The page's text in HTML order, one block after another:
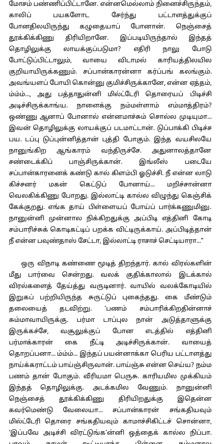
மோசம் பண்ணிப்பிட்டானே. என்னமெல்லாம் நினைச்சிருந்தம்,
காலிப் பயகளோட சேர்ந்து பட்டாளத்துக்குப்
போனதிலயிருந்து கழுதையாப் போனான். நெஞ்சைத்
தூக்கிக்கிணு திரியிறானே. இப்படியிருந்தால் இந்தத்
தொழிலுக்கு லாயக்குப்படுமா? எதிரி நாலு போடு
போட்டுப்பிட்டாலும், வாயை விடாமல் காரியத்திலயில
குறியாயிருக்கணும். சப்பான்காரன்னா கர்ப்பங் கலங்கும்.
அவங்யளப் போயி கொன்னு குமிச்சிருக்கானே, என்ன ஏத்தம்,
ம்ம்ம்..., அது பத்தாதுன்னி மில்ட்டேரி தொரையப் பிடிச்சி
அடிச்சிருக்காங்ய. நாளைக்கு நம்மள்ளாம் எம்மாத்திரம்?
ஒண்ணு ஆனாப் போனால் என்னமாச்சும் சொல்ல முடியுமா...
இவன் தொழிலுக்கு லாயக்குப் படமாட்டான். டுப்பாக்கி பிடிச்ச
பய. டப்பு டுப்புன்னித்தான் புத்தி போகும். இந்த வயசிலயே
நானுங்கிற ஆங்காரம் வந்திருச்சே. அதுனாலத்தானே
சண்டைக்கிப் பாஞ்சிருக்கான். இங்லீஸ் படையே
சப்பான்காரனைக் கண்டு கால் கிளம்பி ஓடுச்சி. நீ என்ன லாடு
கிச்சனர் மகன் கெட்டுப் போனாய்... மறிச்சான்னா
வெலகிக்கிணு போறது. இல்லாட்டி கால்ல விழுந்து கெஞ்சிக்
கேக்குறது. எங்க தாய் பிள்ளையப் போய்ப் பார்க்கணுமினு.
நானுன்னி முன்னால நிக்கிறதுக்கு அப்பிடி எத்தினி கோடி
சம்பாரிச்சுக் கொடிகட்டிப் பறக்க விட்டிருக்காய். அப்பிடித்தான்
நீ என்ன பவுண்தாஸ் சேட்டா, இல்லாட்டி ராசாச் செட்டியாரா...”
ஒரு விநாடி கண்ணை மூடித் திறந்தார். கால் விரல்களின்
மீது பார்வை சென்றது. வலக் குதிக்காலால் இடக்கால்
விரல்களைத் தேய்த்து வருடினார். வாயில் வலக்கோடியில்
இறுகப் பற்றியிருந்த சுருட்டுப் புகைந்தது. கை மீண்டும்
தலையைத் தடவிற்று. ‘பணம் சம்பாரிக்கிறதின்னாச்
சும்மாவாயிருக்கு. பர்மா டாப்புல நான் அடுத்தாளுக்கு
இருக்கச்சே, வசூலுக்குப் போன எடத்தில் எத்தினி
பர்மாக்காரன் கை நீட்டி அடிச்சிருக்கான். வாயைத்
தொறப்பனா... ம்ம்ம்... இந்தப் பயன்னாக்கா பெரிய பட்டாளத்து
நாய்க்கராட்டம் பாய்ஞ்சிருவான். பாய்ஞ்சு என்ன செய்ய? நம்ம
பணம் தான் போகும். வீரியமா பெருசு. காரியமில முக்கியம்
இந்தத் தொழிலுக்கு. அடக்கமில வேணும். நானுன்னி
நெஞ்சைத் தூக்கிக்கிணு திரியிறதுக்கு இதென்ன
கவர்மெண்டு வேலையா... சப்பான்காரன் சங்கதியவும்
மில்ட்டேரி தொரை சங்கதியவும் காமாச்சிகிட்டச் சொன்னா,
‘இப்பவே அடிச்சி விரட்டுங்க’ன்னி ஒத்தைக் கால்ல நிப்பா.